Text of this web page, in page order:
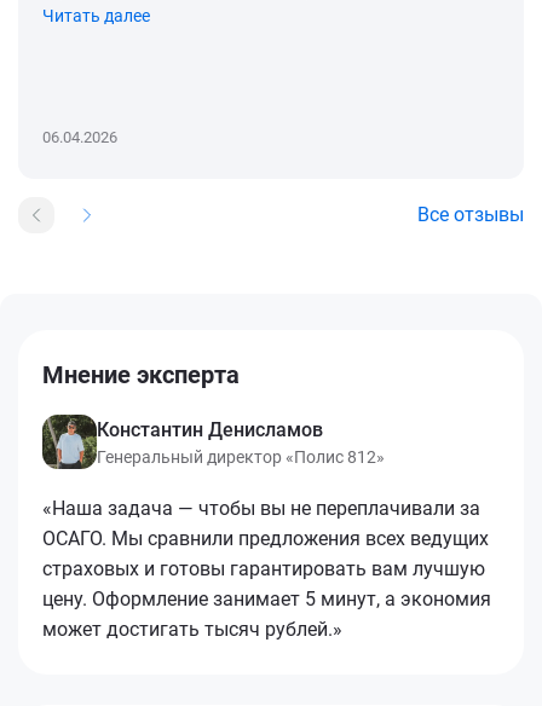
Читать далее
06.04.2026
Все отзывы
Мнение эксперта
Константин Денисламов
Генеральный директор «Полис 812»
«Наша задача — чтобы вы не переплачивали за
ОСАГО. Мы сравнили предложения всех ведущих
страховых и готовы гарантировать вам лучшую
цену. Оформление занимает 5 минут, а экономия
может достигать тысяч рублей.»